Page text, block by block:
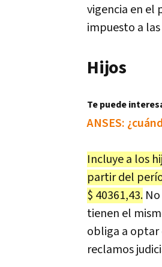
vigencia en el
impuesto a las
Hijos
Te puede
ANSES:
Incluye a los
partir del
$ 40361,43.
tienen el
obliga a optar
reclamos